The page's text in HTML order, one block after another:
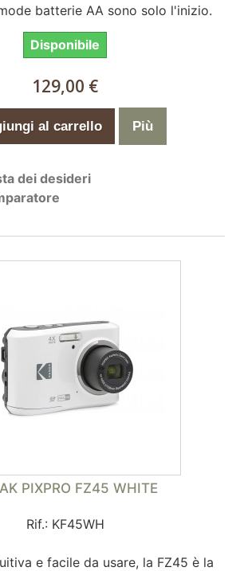
batterie AA sono solo l'inizio.
Disponibile
129,00 €
al carrello Più
dei desideri
PIXPRO FZ45 WHITE
Rif.: KF45WH
e facile da usare, la FZ45 è la